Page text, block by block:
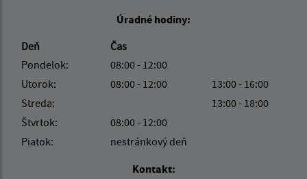
Úradné hodiny:
Deň
Čas
Pondelok:
08:00 - 12:00
Utorok:
08:00 - 12:00
13:00 - 16:00
Streda:
13:00 - 18:00
Štvrtok:
08:00 - 12:00
Piatok:
nestránkový deň
Kontakt: